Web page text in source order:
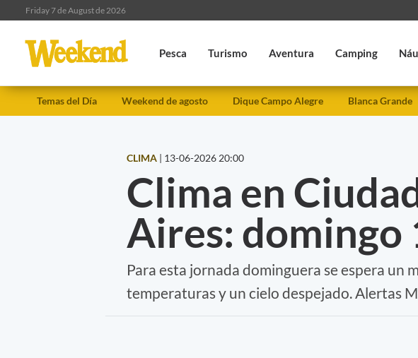
Friday 7 de August de 2026
Pesca Turismo Aventura Camping
Temas del Día Weekend de agosto Dique Campo Alegre Blanca Grande
CLIMA | 13-06-2026 20:00
Clima en
Aires: domingo
Para esta jornada dominguera se espera un
temperaturas y un cielo despejado. Alertas